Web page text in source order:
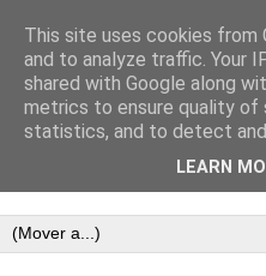
Semanario independiente
This site uses cookies
and to analyze traffic. Your
shared with Google along
metrics to ensure quality of
statistics, and to detect and
LEARN